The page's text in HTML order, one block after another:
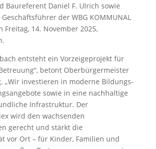
Baureferent Daniel F. Ulrich sowie
Geschäftsführer der WBG KOMMUNAL
Freitag, 14. November 2025,
entsteht ein Vorzeigeprojekt für
betont Oberbürgermeister
„Wir investieren in moderne Bildungs-
sowie in eine nachhaltige
Infrastruktur. Der
wird den wachsenden
gerecht und stärkt die
vor Ort – für Kinder, Familien und